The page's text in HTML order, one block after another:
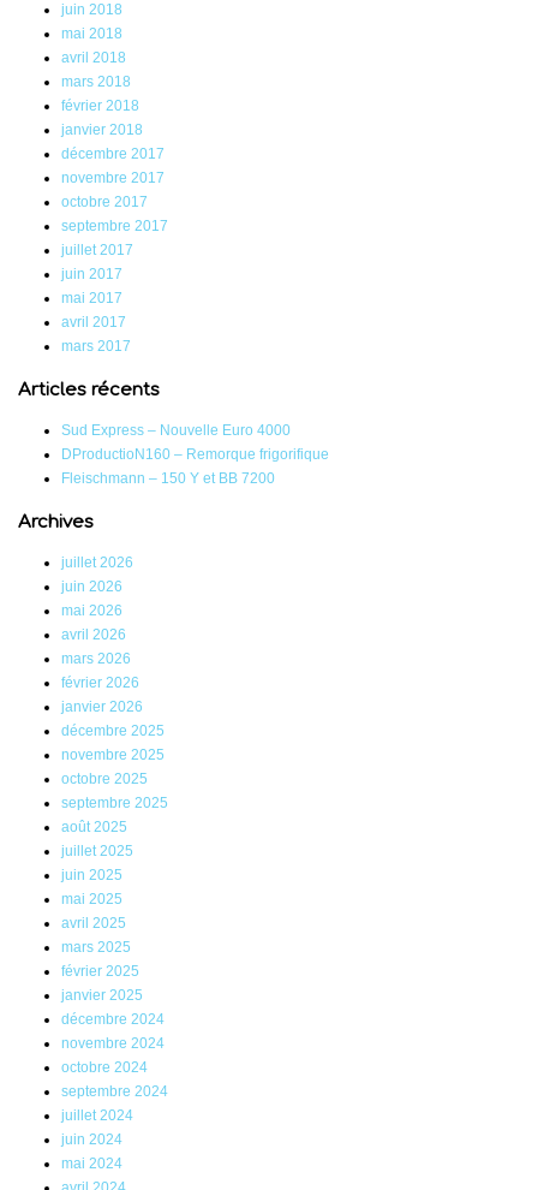
juin 2018
mai 2018
avril 2018
mars 2018
février 2018
janvier 2018
décembre 2017
novembre 2017
octobre 2017
septembre 2017
juillet 2017
juin 2017
mai 2017
avril 2017
mars 2017
Articles récents
Sud Express – Nouvelle Euro 4000
DProductioN160 – Remorque frigorifique
Fleischmann – 150 Y et BB 7200
Archives
juillet 2026
juin 2026
mai 2026
avril 2026
mars 2026
février 2026
janvier 2026
décembre 2025
novembre 2025
octobre 2025
septembre 2025
août 2025
juillet 2025
juin 2025
mai 2025
avril 2025
mars 2025
février 2025
janvier 2025
décembre 2024
novembre 2024
octobre 2024
septembre 2024
juillet 2024
juin 2024
mai 2024